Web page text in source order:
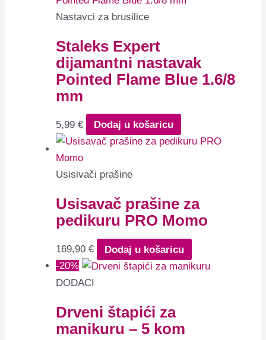
Nastavci za brusilice
Staleks Expert
dijamantni nastavak
Pointed Flame Blue 1.6/8
mm
5,99€ Dodaj u košaricu
Usisivači prašine
Usisavač prašine za
pedikuru PRO Momo
169,90€
Dodaj u košaricu
-20%
DODACI
Drveni štapići za
manikuru – 5 kom